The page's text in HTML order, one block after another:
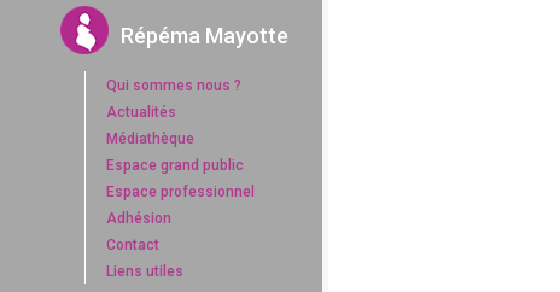
Répéma Mayotte
Qui sommes nous ?
Actualités
Médiathèque
Espace grand public
Espace professionnel
Adhésion
Contact
Liens utiles